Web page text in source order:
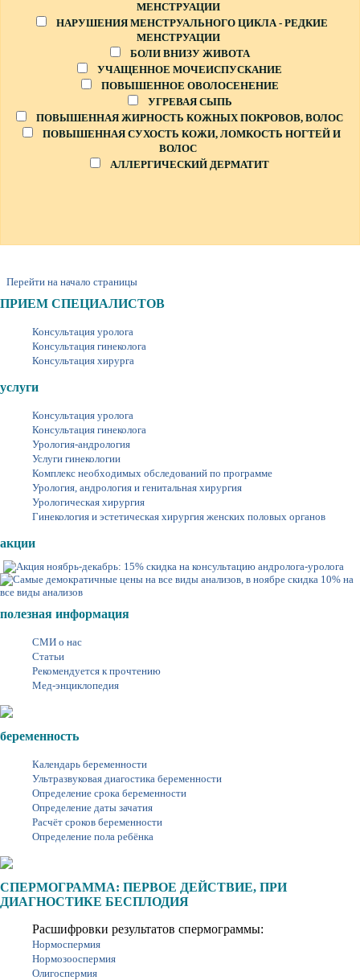
МЕНСТРУАЦИИ
НАРУШЕНИЯ МЕНСТРУАЛЬНОГО ЦИКЛА - РЕДКИЕ
МЕНСТРУАЦИИ
БОЛИ ВНИЗУ ЖИВОТА
УЧАЩЕННОЕ МОЧЕИСПУСКАНИЕ
ПОВЫШЕННОЕ ОВОЛОСЕНЕНИЕ
УГРЕВАЯ СЫПЬ
ПОВЫШЕННАЯ ЖИРНОСТЬ КОЖНЫХ ПОКРОВОВ, ВОЛОС
ПОВЫШЕННАЯ СУХОСТЬ КОЖИ, ЛОМКОСТЬ НОГТЕЙ И
ВОЛОС
АЛЛЕРГИЧЕСКИЙ ДЕРМАТИТ
Перейти на начало страницы
ПРИЕМ СПЕЦИАЛИСТОВ
Консультация уролога
Консультация гинеколога
Консультация хирурга
услуги
Консультация уролога
Консультация гинеколога
Урология-андрология
Услуги гинекологии
Комплекс необходимых обследований по программе
Урология, андрология и генитальная хирургия
Урологическая хирургия
Гинекология и эстетическая хирургия женских половых органов
акции
полезная информация
СМИ о нас
Статьи
Рекомендуется к прочтению
Мед-энциклопедия
беременность
Календарь беременности
Ультразвуковая диагостика беременности
Определение срока беременности
Определение даты зачатия
Расчёт сроков беременности
Определение пола ребёнка
СПЕРМОГРАММА: ПЕРВОЕ ДЕЙСТВИЕ, ПРИ
ДИАГНОСТИКЕ БЕСПЛОДИЯ
Расшифровки результатов спермограммы:
Нормоспермия
Нормозооспермия
Олигоспермия